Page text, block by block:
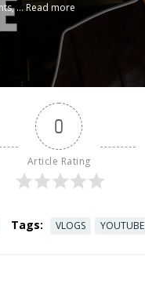
...Read more
0
Article Rating
Tags: VLOGS YOUTUBE